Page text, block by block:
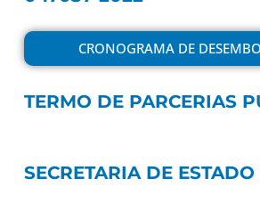
CRONOGRAMA DE
TERMO DE PARCERIAS
SECRETARIA DE ESTADO